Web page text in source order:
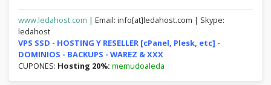
www.ledahost.com | Email: info[at]ledahost.com | Skype:
ledahost
VPS SSD - HOSTING Y RESELLER [cPanel, Plesk, etc] -
DOMINIOS - BACKUPS - WAREZ & XXX
CUPONES: Hosting 20%: memudoaleda